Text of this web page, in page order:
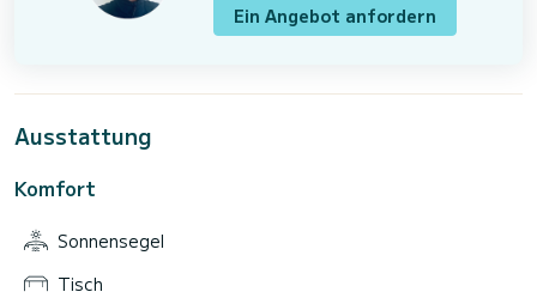
Ein Angebot anfordern
Ausstattung
Komfort
Sonnensegel
Tisch